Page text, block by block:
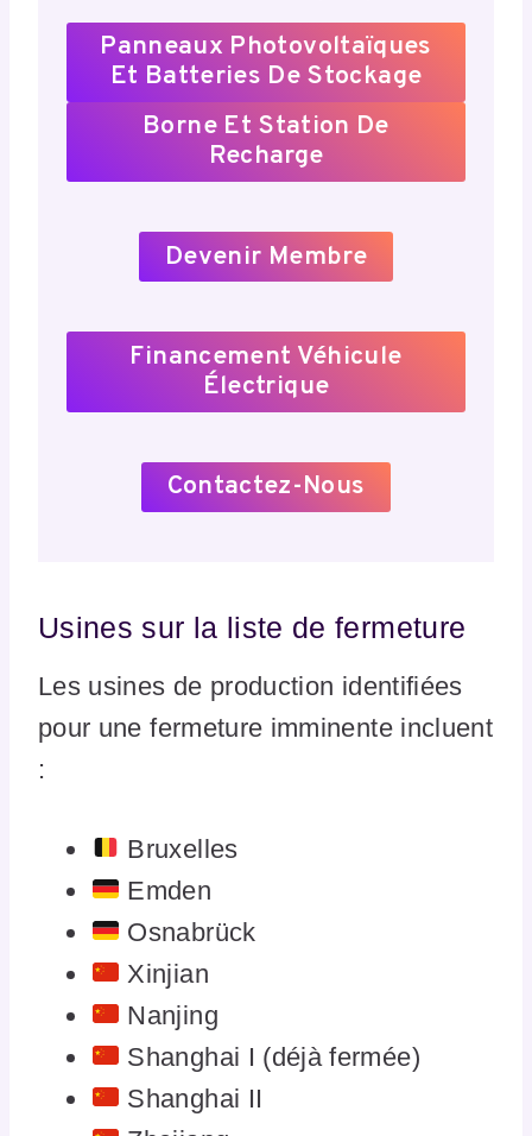
Panneaux Photovoltaïques
Et Batteries De Stockage
Borne Et Station De
Recharge
Devenir Membre
Financement Véhicule
Électrique
Contactez-Nous
Usines sur la liste de fermeture
Les usines de production identifiées
pour une fermeture imminente incluent
:
Bruxelles
Emden
Osnabrück
Xinjian
Nanjing
Shanghai I (déjà fermée)
Shanghai II